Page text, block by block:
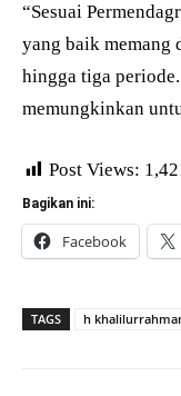
“Sesuai
yang baik memang
hingga tiga
memungkinkan
Post Views:
Bagikan ini:
Facebook
TAGS h